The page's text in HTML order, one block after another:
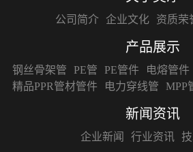
公司简介 企业文化 资质荣
产品展示
钢丝骨架管 PE管 PE管件 电熔管件
精品PPR管材管件
电力穿线管 MPP
新闻资讯
企业新闻 行业资讯